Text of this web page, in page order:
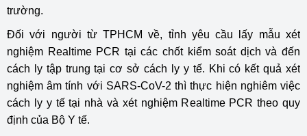
trường.
Đối với người từ TPHCM về, tỉnh yêu cầu lấy mẫu xét
nghiệm Realtime PCR tại các chốt kiểm soát dịch và đến
cách ly tập trung tại cơ sở cách ly y tế. Khi có kết quả xét
nghiệm âm tính với SARS-CoV-2 thì thực hiện nghiêm việc
cách ly y tế tại nhà và xét nghiệm Realtime PCR theo quy
định của Bộ Y tế.